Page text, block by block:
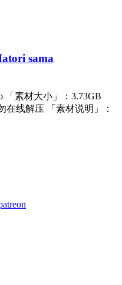
sama
「素材大小」：3.73GB
在线解压 「素材说明」：